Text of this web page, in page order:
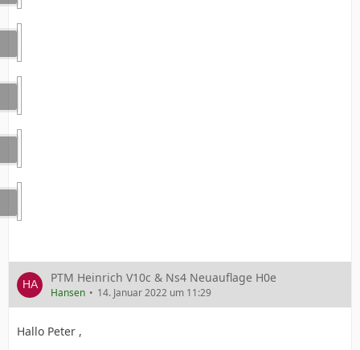
PTM Heinrich V10c & Ns4 Neuauflage H0e
Hansen 14. Januar 2022 um 11:29
Hallo Peter ,